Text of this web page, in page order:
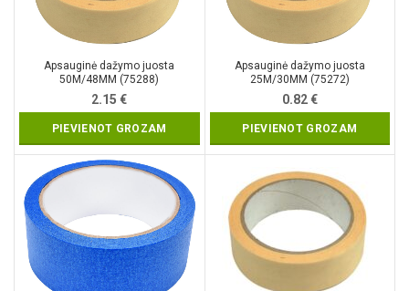
Apsauginė dažymo juosta
50M/48MM (75288)
2.15€
PIEVIENOT GROZAM
Apsauginė dažymo juosta
25M/30MM (75272)
0.82€
PIEVIENOT GROZAM